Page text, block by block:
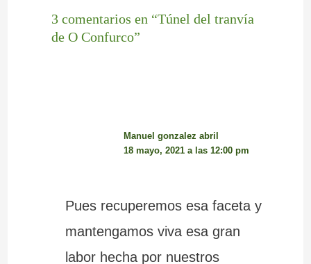
3 comentarios en “Túnel del tranvía
de O Confurco”
Manuel gonzalez abril
18 mayo, 2021 a las 12:00 pm
Pues recuperemos esa faceta y
mantengamos viva esa gran
labor hecha por nuestros